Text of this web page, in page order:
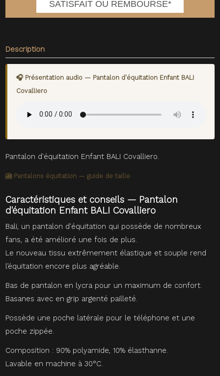
SATISFAIT OU REMBOURSE*
Description
🎧 Présentation audio — Pantalon d'équitation Enfant BALI
Covalliero
Pantalon d'équitation Enfant BALI Covalliero.
🎦 Pantalons équitation — guide de taille
Caractéristiques et conseils — Pantalon
d'équitation Enfant BALI Covalliero
Bali, un pantalon d'équitation qui possède de nombreux
fans, a été amélioré une fois de plus.
Le nouveau tissu extrêmement élastique et souple rend
l’équitation encore plus agréable.
Bas de pantalon en lycra pour un maximum de confort.
Basanes avec en grip argenté pailleté.
Possède une poche latérale pour le téléphone et une
poche zippée.
Composition : 90% polyamide, 10% élasthanne.
Lavable en machine à 30°C.